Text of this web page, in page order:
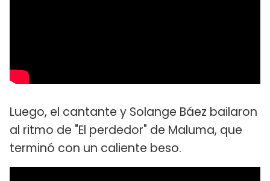
Luego, el cantante y Solange Báez bailaron
al ritmo de "El perdedor" de Maluma, que
terminó con un caliente beso.